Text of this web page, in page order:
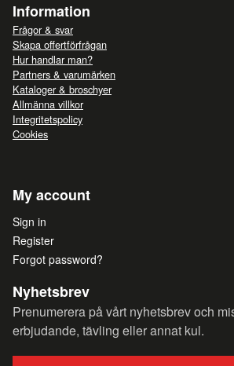
Information
Frågor & svar
Skapa offertförfrågan
Hur handlar man?
Partners & varumärken
Kataloger & broschyer
Allmänna villkor
Integritetspolicy
Cookies
My account
Sign in
Register
Forgot password?
Nyhetsbrev
Prenumerera på vårt nyhetsbrev och
erbjudande, tävling eller annat kul.